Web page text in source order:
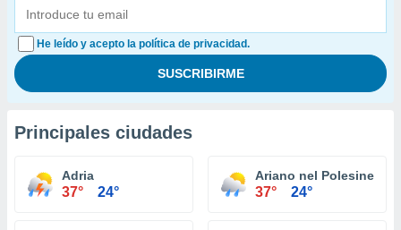
He leído y acepto la política de privacidad.
Principales ciudades
Adria
37° 24°
Ariano nel Polesine
37° 24°